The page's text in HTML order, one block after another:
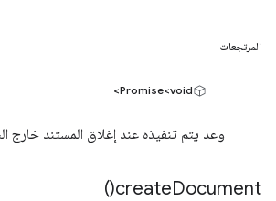
المرتجعات
Promise<void>
وعد يتم تنفيذه عند إغلاق المستند خارج
createDocument(
)